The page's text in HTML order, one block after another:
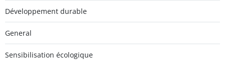
Développement durable
General
Sensibilisation écologique